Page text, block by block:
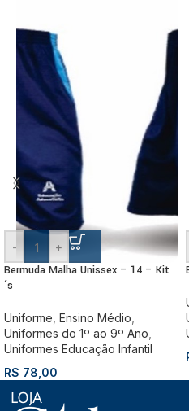
- +
Bermuda Malha Unissex – 14 – Kit
´s
Uniforme Ensino Médio
Uniformes do 1º ao 9º Ano
Uniformes Educação Infantil
R$ 78,00